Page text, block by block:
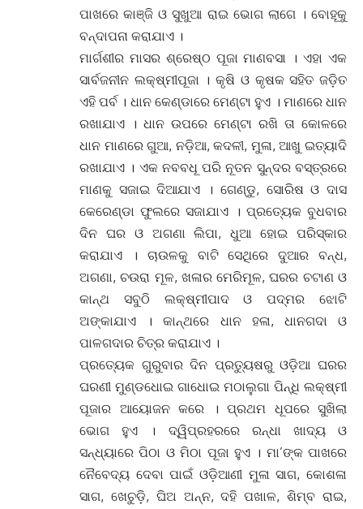
ପାଖରେ କାଞ୍ଜି ଓ ସୁଖୁଆ ରାଇ ଭୋଗ ଲାଗେ । ବୋହୂକୁ
ବନ୍ଦାପନା କରାଯାଏ ।
ମାର୍ଗଶୀର ମାସର ଶ୍ରେଷ୍ଠ ପୂଜା ମାଣବସା । ଏହା ଏକ
ସାର୍ବଜନୀନ ଲକ୍ଷ୍ମୀପୂଜା । କୃଷି ଓ କୃଷକ ସହିତ ଜଡ଼ିତ
ଏହି ପର୍ବ । ଧାନ କେଣ୍ଡାରେ ମେଣ୍ଟା ହୁଏ । ମାଣରେ ଧାନ
ରଖାଯାଏ । ଧାନ ଉପରେ ମେଣ୍ଟା ରଖି ତା କୋଳରେ
ଧାନ ମାଣରେ ଗୁଆ, ନଡ଼ିଆ, କଦଳୀ, ମୁଳା, ଆଖୁ ଇତ୍ୟାଦି
ରଖାଯାଏ । ଏକ ନବବଧୂ ପରି ନୂତନ ସୁନ୍ଦର ବସ୍ତ୍ରରେ
ମାଣକୁ ସଜାଇ ଦିଆଯାଏ । ଗେଣ୍ଡୁ, ସୋରିଷ ଓ ଦାସ
କେରେଣ୍ଡା ଫୁଲରେ ସଜାଯାଏ । ପ୍ରତ୍ୟେକ ବୁଧବାର
ଦିନ ଘର ଓ ଅଗଣା ଲିପା, ଧୁଆ ହୋଇ ପରିସ୍କାର
କରାଯାଏ । ଚାଉଳକୁ ବାଟି ସେଥିରେ ଦୁଆର ବନ୍ଧ,
ଅଗଣା, ଚଉରା ମୂଳ, ଖଳାର ମେରିମୂଳ, ଘରର ଚଟାଣ ଓ
କାନ୍ଥ ସବୁଠି ଲକ୍ଷ୍ମୀପାଦ ଓ ପଦ୍ମର ଝୋଟି
ଅଙ୍କାଯାଏ । କାନ୍ଥରେ ଧାନ ହଳା, ଧାନଗଦା ଓ
ପାଳଗଦାର ଚିତ୍ର କରାଯାଏ ।
ପ୍ରତ୍ୟେକ ଗୁରୁବାର ଦିନ ପ୍ରତ୍ୟୁଷରୁ ଓଡ଼ିଆ ଘରର
ଘରଣୀ ମୁଣ୍ଡଧୋଇ ଗାଧୋଇ ମଠାଲୁଗା ପିନ୍ଧି ଲକ୍ଷ୍ମୀ
ପୂଜାର ଆୟୋଜନ କରେ । ପ୍ରଥମ ଧୂପରେ ସୁଖିଲା
ଭୋଗ ହୁଏ । ଦ୍ୱିପ୍ରହରରେ ରନ୍ଧା ଖାଦ୍ୟ ଓ
ସନ୍ଧ୍ୟାରେ ପିଠା ଓ ମିଠା ପୂଜା ହୁଏ । ମା’ଙ୍କ ପାଖରେ
ନୈବେଦ୍ୟ ଦେବା ପାଇଁ ଓଡ଼ିଆଣୀ ମୁଳା ସାଗ, କୋଶଳା
ସାଗ, ଖେଚୁଡ଼ି, ଘିଅ ଅନ୍ନ, ଦହି ପଖାଳ, ଶିମ୍ବ ରାଇ,